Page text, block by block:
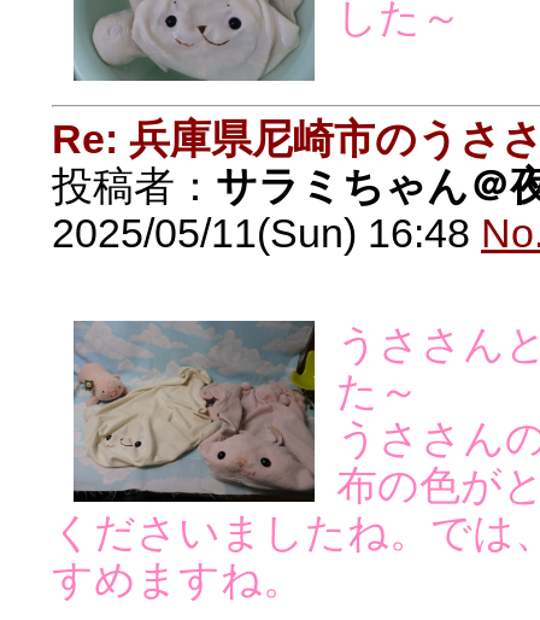
した～
Re: 兵庫県尼崎市のうさ
投稿者： サラミちゃん＠
2025/05/11(Sun) 16:48
うささん
た～
うささん
布の色が
くださいましたね。では
すめますね。